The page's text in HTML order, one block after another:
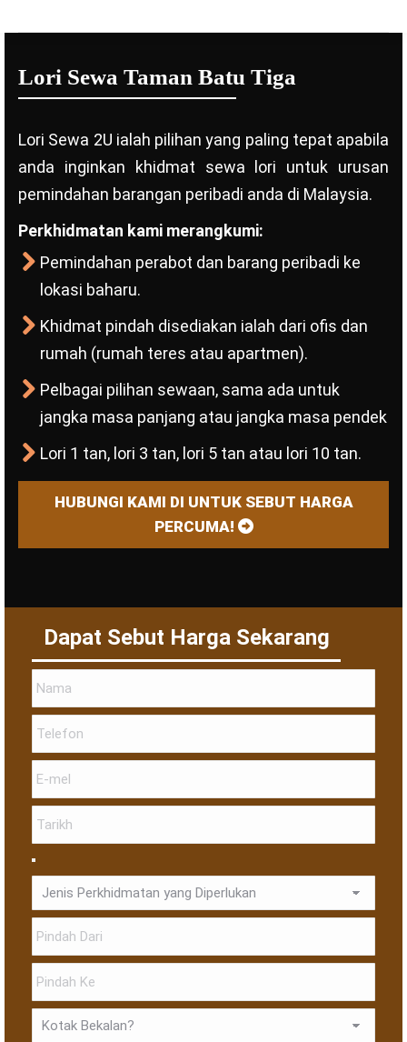
Lori Sewa Taman Batu Tiga
Lori Sewa 2U ialah pilihan yang paling tepat apabila
anda inginkan khidmat sewa lori untuk urusan
pemindahan barangan peribadi anda di Malaysia.
Perkhidmatan kami merangkumi:
Pemindahan perabot dan barang peribadi ke
lokasi baharu.
Khidmat pindah disediakan ialah dari ofis dan
rumah (rumah teres atau apartmen).
Pelbagai pilihan sewaan, sama ada untuk
jangka masa panjang atau jangka masa pendek
Lori 1 tan, lori 3 tan, lori 5 tan atau lori 10 tan.
HUBUNGI KAMI DI UNTUK SEBUT HARGA
PERCUMA!
Dapat Sebut Harga Sekarang